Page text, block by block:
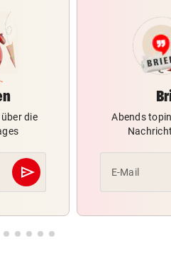
die
send
Abschicken
Abends
E-Mail